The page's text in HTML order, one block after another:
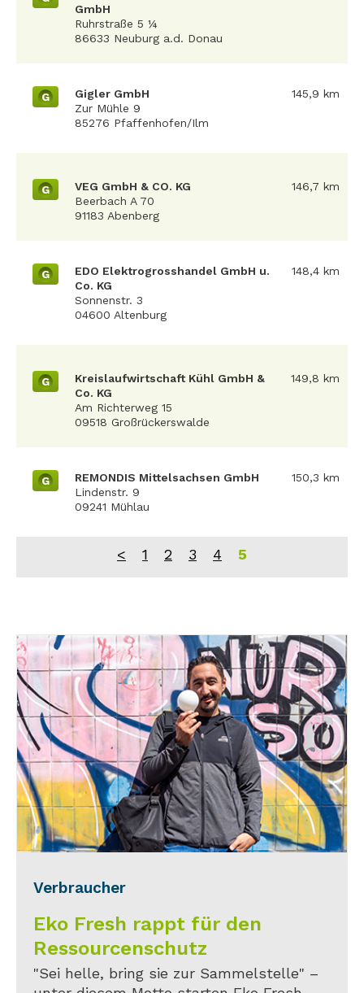
GmbH
Ruhrstraße 5 ¼
86633 Neuburg a.d. Donau
G
Gigler GmbH
Zur Mühle 9
85276 Pfaffenhofen/Ilm
145,9 km
G
VEG GmbH & CO. KG
Beerbach A 70
91183 Abenberg
146,7 km
G
EDO Elektrogrosshandel GmbH u.
Co. KG
Sonnenstr. 3
04600 Altenburg
148,4 km
G
Kreislaufwirtschaft Kühl GmbH &
Co. KG
Am Richterweg 15
09518 Großrückerswalde
149,8 km
G
REMONDIS Mittelsachsen GmbH
Lindenstr. 9
09241 Mühlau
150,3 km
< 1 2 3 4 5
Verbraucher
Eko Fresh rappt für den
Ressourcenschutz
"Sei helle, bring sie zur Sammelstelle" –